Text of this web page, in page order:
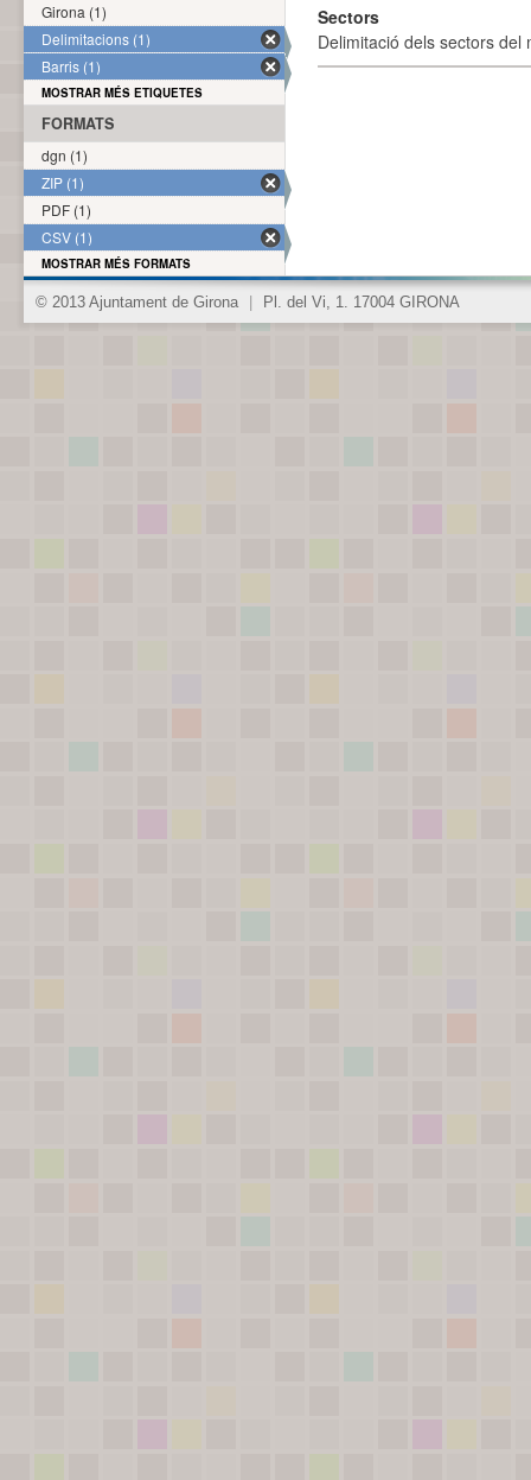
Sectors
Delimitació dels sectors del
Girona (1)
Delimitacions (1)
Barris (1)
MOSTRAR MÉS ETIQUETES
FORMATS
dgn (1)
ZIP (1)
PDF (1)
CSV (1)
MOSTRAR MÉS FORMATS
© 2013 Ajuntament de Girona Pl. del Vi, 1. 17004 GIRONA